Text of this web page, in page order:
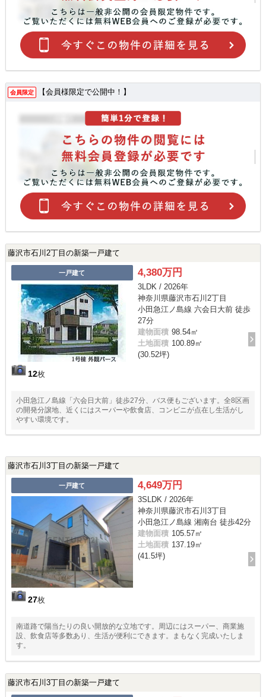
会員限定 【会員様限定で公開中！】
藤沢市石川2丁目の新築一戸建て
一戸建て
12枚
4,380万円
3LDK / 2026年
神奈川県藤沢市石川2丁目
小田急江ノ島線 六会日大前 徒歩
27分
建物面積 98.54㎡
土地面積 100.89㎡
(30.52坪)
小田急江ノ島線「六会日大前」徒歩27分、バス便もございます。全8区画
の開発分譲地、近くにはスーパーや飲食店、コンビニが点在し生活がし
やすい環境です。
藤沢市石川3丁目の新築一戸建て
一戸建て
27枚
4,649万円
3SLDK / 2026年
神奈川県藤沢市石川3丁目
小田急江ノ島線 湘南台 徒歩42分
建物面積 105.57㎡
土地面積 137.19㎡
(41.5坪)
南道路で陽当たりの良い開放的な立地です。周辺にはスーパー、商業施
設、飲食店等多数あり、生活が便利にできます。まもなく完成いたしま
す。
藤沢市石川3丁目の新築一戸建て